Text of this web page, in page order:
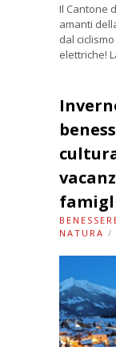
Il Cantone
amanti
dal
elettriche!
NATURA /